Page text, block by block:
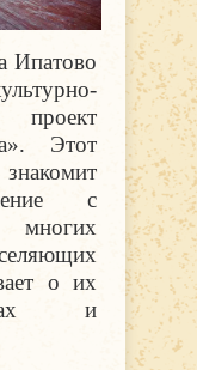
Ипатово
проект
Этот
с
многих
о их
и